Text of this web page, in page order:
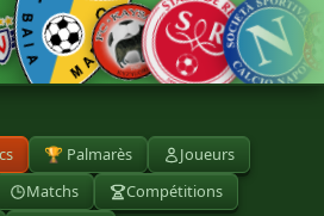
🏆 Palmarès
Joueurs
Matchs
Compétitions